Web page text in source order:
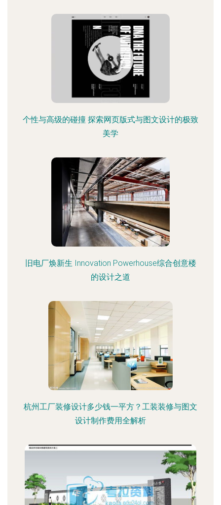
个性与高级的碰撞 探索网页版式与图文设计的极致
美学
旧电厂焕新生 Innovation Powerhouse综合创意楼
的设计之道
杭州工厂装修设计多少钱一平方？工装装修与图文
设计制作费用全解析